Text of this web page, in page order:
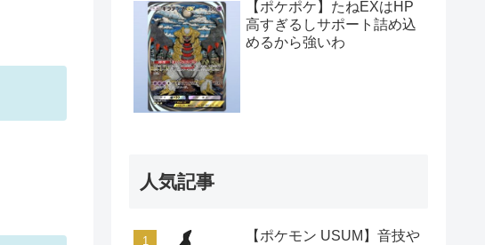
【ポケポケ】たねEXはHP
高すぎるしサポート詰め込
めるから強いわ
人気記事
【ポケモン USUM】音技や